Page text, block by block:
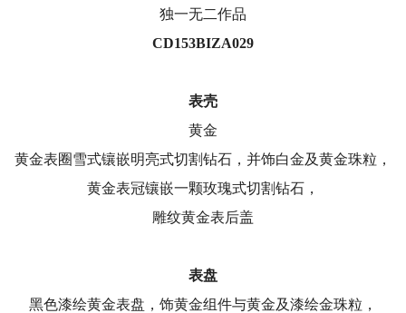
独一无二作品
CD153BIZA029
表壳
黄金
黄金表圈雪式镶嵌明亮式切割钻石，并饰白金及黄金珠粒，
黄金表冠镶嵌一颗玫瑰式切割钻石，
雕纹黄金表后盖
表盘
黑色漆绘黄金表盘，饰黄金组件与黄金及漆绘金珠粒，